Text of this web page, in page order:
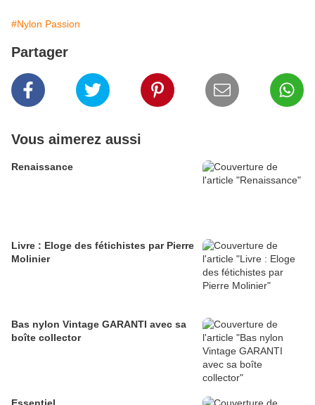
#Nylon Passion
Partager
Vous aimerez aussi
Renaissance
Livre : Eloge des fétichistes par Pierre
Molinier
Bas nylon Vintage GARANTI avec sa
boîte collector